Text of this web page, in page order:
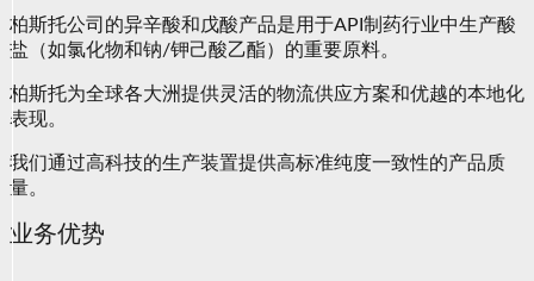
柏斯托公司的异辛酸和戊酸产品是用于API制药行业中生产酸
盐（如氯化物和钠/钾己酸乙酯）的重要原料。
柏斯托为全球各大洲提供灵活的物流供应方案和优越的本地化
表现。
我们通过高科技的生产装置提供高标准纯度一致性的产品质
量。
业务优势